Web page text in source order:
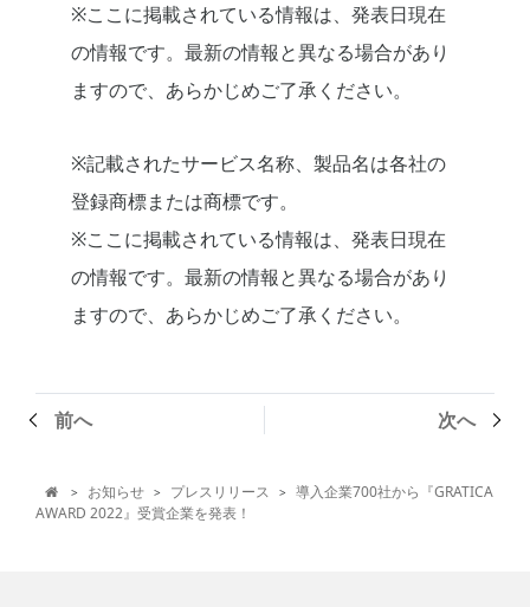
※ここに掲載されている情報は、発表日現在
の情報です。最新の情報と異なる場合があり
ますので、あらかじめご了承ください。
※記載されたサービス名称、製品名は各社の
登録商標または商標です。
※ここに掲載されている情報は、発表日現在
の情報です。最新の情報と異なる場合があり
ますので、あらかじめご了承ください。
前へ 次へ
 > お知らせ > プレスリリース > 導入企業700社から『GRATICA
AWARD 2022』受賞企業を発表！